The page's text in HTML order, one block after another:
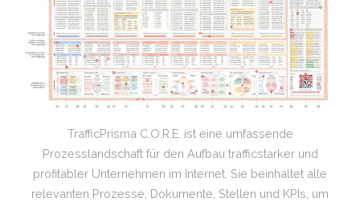
TrafficPrisma C.O.R.E. ist eine umfassende
Prozesslandschaft für den Aufbau trafficstarker und
profitabler Unternehmen im Internet. Sie beinhaltet alle
relevanten Prozesse, Dokumente, Stellen und KPIs, um